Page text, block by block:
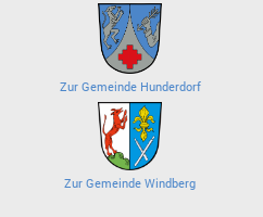
Zur Gemeinde Hunderdorf
Zur Gemeinde Windberg